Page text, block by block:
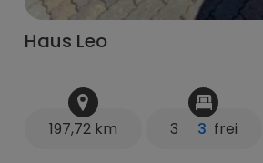
Haus Leo
197,72 km 3 3 frei